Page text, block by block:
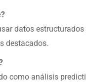
datos
destacados.
como análisis